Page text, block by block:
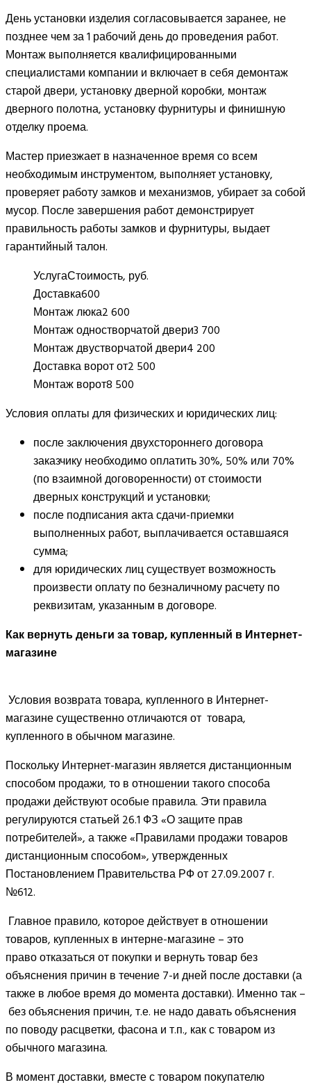
День установки изделия согласовывается заранее, не
позднее чем за 1 рабочий день до проведения работ.
Монтаж выполняется квалифицированными
специалистами компании и включает в себя демонтаж
старой двери, установку дверной коробки, монтаж
дверного полотна, установку фурнитуры и финишную
отделку проема.
Мастер приезжает в назначенное время со всем
необходимым инструментом, выполняет установку,
проверяет работу замков и механизмов, убирает за собой
мусор. После завершения работ демонстрирует
правильность работы замков и фурнитуры, выдает
гарантийный талон.
УслугаСтоимость, руб.
Доставка600
Монтаж люка2 600
Монтаж одностворчатой двери3 700
Монтаж двустворчатой двери4 200
Доставка ворот от2 500
Монтаж ворот8 500
Условия оплаты для физических и юридических лиц:
после заключения двухстороннего договора
заказчику необходимо оплатить 30%, 50% или 70%
(по взаимной договоренности) от стоимости
дверных конструкций и установки;
после подписания акта сдачи-приемки
выполненных работ, выплачивается оставшаяся
сумма;
для юридических лиц существует возможность
произвести оплату по безналичному расчету по
реквизитам, указанным в договоре.
Как вернуть деньги за товар, купленный в Интернет-
магазине
Условия возврата товара, купленного в Интернет-
магазине существенно отличаются от товара,
купленного в обычном магазине.
Поскольку Интернет-магазин является дистанционным
способом продажи, то в отношении такого способа
продажи действуют особые правила. Эти правила
регулируются статьей 26.1 ФЗ «О защите прав
потребителей», а также «Правилами продажи товаров
дистанционным способом», утвержденных
Постановлением Правительства РФ от 27.09.2007 г.
№612.
Главное правило, которое действует в отношении
товаров, купленных в интерне-магазине – это
право отказаться от покупки и вернуть товар без
объяснения причин в течение 7-и дней после доставки (а
также в любое время до момента доставки). Именно так –
без объяснения причин, т.е. не надо давать объяснения
по поводу расцветки, фасона и т.п., как с товаром из
обычного магазина.
В момент доставки, вместе с товаром покупателю